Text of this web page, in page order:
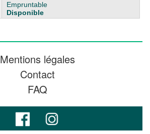
Empruntable
Disponible
Mentions légales
Contact
FAQ